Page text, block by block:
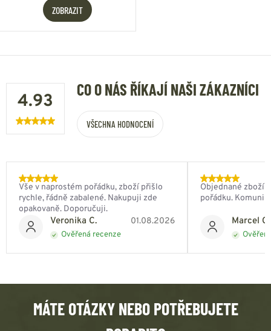
ZOBRAZIT
4.93
CO O NÁS ŘÍKAJÍ NAŠI ZÁKAZNÍCI
VŠECHNA HODNOCENÍ
Veronika C. 01.08.2026
Ověřená recenze
Vše v naprostém pořádku, zboží přišlo
rychle, řádně zabalené. Nakupuji zde
opakovaně. Doporučuji.
Marcel
Objednané zboží
pořádku.
MÁTE OTÁZKY NEBO POTŘEBUJETE